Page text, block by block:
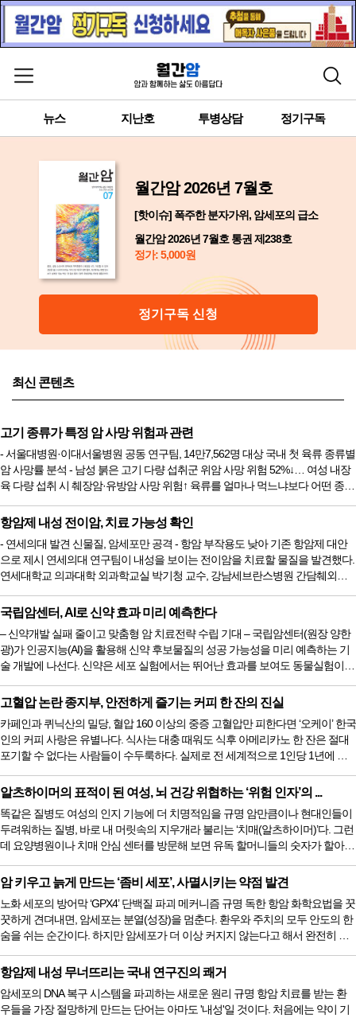
메뉴 열기 검색
뉴스 지난호 투병상담 정기구독
월간암 2026년 7월호
[핫이슈] 폭주한 분자가위, 암세포의 급소
월간암 2026년 7월호 통권 제238호
정가: 5,000원
정기구독 신청
최신 콘텐츠
고기 종류가 특정 암 사망 위험과 관련
- 서울대병원·이대서울병원 공동 연구팀, 14만7,562명 대상 국내 첫 육류 종류별
암 사망률 분석 - 남성 붉은 고기 다량 섭취군 위암 사망 위험 52%↓… 여성 내장
육 다량 섭취 시 췌장암·유방암 사망 위험↑ 육류를 얼마나 먹느냐보다 어떤 종류
구 결과가 나왔다. 남성에서는 붉은 고기를 많이 먹을수록 위암 사망 위험이 낮
아지는 경향이, 여성에서는 내장육을 많이 먹을수록 췌장암·유방암 사망 위험이
높아지는 경향이 확인됐다. 서울대병원 가정의...
항암제 내성 전이암, 치료 가능성 확인
- 연세의대 발견 신물질, 암세포만 공격 - 항암 부작용도 낮아 기존 항암제 대안
으로 제시 연세의대 연구팀이 내성을 보이는 전이암을 치료할 물질을 발견했다.
연세대학교 의과대학 외과학교실 박기청 교수, 강남세브란스병원 간담췌외과
동 연구팀은 기존 항암제에 저항성을 보이는 전이암에 치료 효과를 보일 뿐만
아니라 정상세포는 공격하지 않아 부작용도 줄인 신물질 PPS03을 발견했다고
지난 6월 5일 밝혔다. 이번 연구 결과는 국제 학술지...
국립암센터, AI로 신약 효과 미리 예측한다
– 신약개발 실패 줄이고 맞춤형 암 치료전략 수립 기대 – 국립암센터(원장 양한
광)가 인공지능(AI)을 활용해 신약 후보물질의 성공 가능성을 미리 예측하는 기
술 개발에 나선다. 신약은 세포 실험에서는 뛰어난 효과를 보여도 동물실험이나
개발에는 막대한 시간과 비용이 들지만, 최종적으로 성공하는 후보물질은 극히
일부에 불과하다. 국립암센터 생물정보연구과 신동관 박사 연구팀은 이러한 한
계를 극복하기 위해 세포주, 오가노이드*, 동물모델 등 서로 다른 실...
고혈압 논란 종지부, 안전하게 즐기는 커피 한 잔의 진실
카페인과 퀴닉산의 밀당, 혈압 160 이상의 중증 고혈압만 피한다면 ‘오케이’ 한국
인의 커피 사랑은 유별나다. 식사는 대충 때워도 식후 아메리카노 한 잔은 절대
포기할 수 없다는 사람들이 수두룩하다. 실제로 전 세계적으로 1인당 1년에 약
이다. 하지만 암 투병 중이거나 고혈압 등 만성 질환을 앓고 있는 환우들이라면,
모락모락 김이 피어오르는 커피 잔을 든 채 멈칫하게 마련이다. “커피 마시면 혈
압이 오른다던데, 내 심장과 혈관에 무리를 주는 건 아닐...
알츠하이머의 표적이 된 여성, 뇌 건강 위협하는 ‘위험 인자’의 ...
똑같은 질병도 여성의 인지 기능에 더 치명적임을 규명 암만큼이나 현대인들이
두려워하는 질병, 바로 내 머릿속의 지우개라 불리는 ‘치매(알츠하이머)’다. 그런
데 요양병원이나 치매 안심 센터를 방문해 보면 유독 할머니들의 숫자가 할아버
700만 명의 알츠하이머 환자 중 무려 3분의 2가 여성이다. 그동안 의학계에서는
“여성이 남성보다 평균 수명이 길어서, 치매에 걸릴 때까지 더 오래 살기 때문”이
라는 단순한 이유로 이 현상을 설명해 왔다. 하지만 최근...
암 키우고 늙게 만드는 ‘좀비 세포’, 사멸시키는 약점 발견
노화 세포의 방어막 ‘GPX4’ 단백질 파괴 메커니즘 규명 독한 항암 화학요법을 꿋
꿋하게 견뎌내면, 암세포는 분열(성장)을 멈춘다. 환우와 주치의 모두 안도의 한
숨을 쉬는 순간이다. 하지만 암세포가 더 이상 커지지 않는다고 해서 완전히 죽
영향을 미치는 세포들. 과학자들은 이를 ‘노화 세포(Senescent cells)’, 다른 말로
‘좀비 세포’라고 부른다. 최근 영국 의학연구위원회(LMS)와 임페리얼 칼리지 런
던의 공동 연구진이 국제 학술지 에 이 끈...
항암제 내성 무너뜨리는 국내 연구진의 쾌거
암세포의 DNA 복구 시스템을 파괴하는 새로운 원리 규명 항암 치료를 받는 환
우들을 가장 절망하게 만드는 단어는 아마도 '내성'일 것이다. 처음에는 약이 기